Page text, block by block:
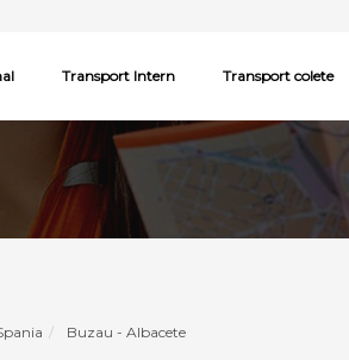
Transport Intern Transport colete
Buzau - Albacete